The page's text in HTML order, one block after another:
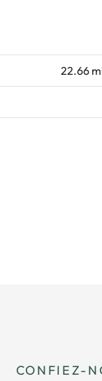
22.66
CONFIEZ-